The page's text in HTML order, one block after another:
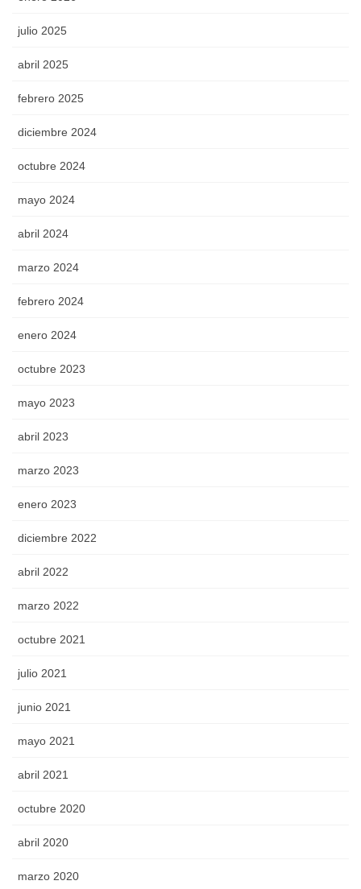
julio 2025
abril 2025
febrero 2025
diciembre 2024
octubre 2024
mayo 2024
abril 2024
marzo 2024
febrero 2024
enero 2024
octubre 2023
mayo 2023
abril 2023
marzo 2023
enero 2023
diciembre 2022
abril 2022
marzo 2022
octubre 2021
julio 2021
junio 2021
mayo 2021
abril 2021
octubre 2020
abril 2020
marzo 2020